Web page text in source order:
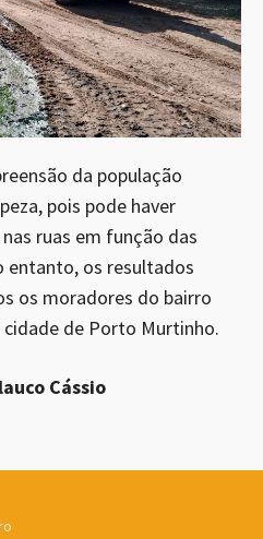
da população
pois pode haver
ruas em função das
entanto, os resultados
os moradores do bairro
de Porto Murtinho.
Cássio